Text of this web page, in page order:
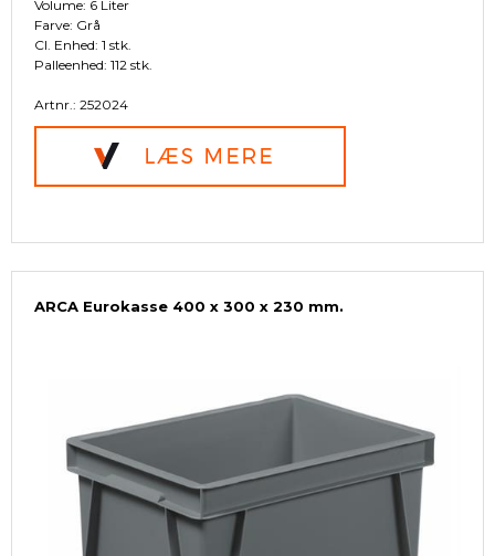
Volume: 6 Liter
Farve: Grå
Cl. Enhed: 1 stk.
Palleenhed: 112 stk.
Artnr.: 252024
ARCA Eurokasse 400 x 300 x 230 mm.